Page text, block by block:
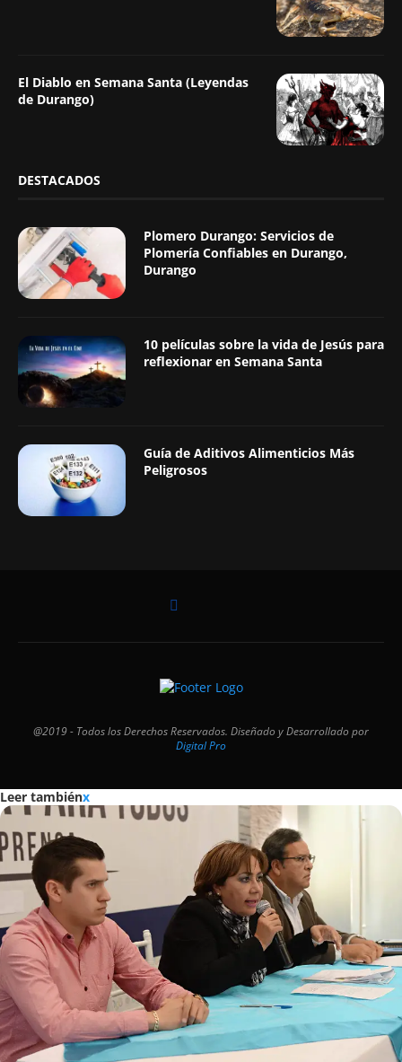
El Diablo en Semana Santa (Leyendas
de Durango)
DESTACADOS
Plomero Durango: Servicios de
Plomería Confiables en Durango,
Durango
10 películas sobre la vida de Jesús para
reflexionar en Semana Santa
Guía de Aditivos Alimenticios Más
Peligrosos
@2019 - Todos los Derechos Reservados. Diseñado y Desarrollado por
Digital Pro
Leer tambiénx